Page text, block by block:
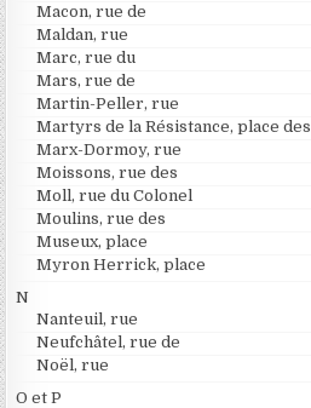
Macon, rue de
Maldan, rue
Marc, rue du
Mars, rue de
Martin-Peller, rue
Martyrs de la Résistance, place des
Marx-Dormoy, rue
Moissons, rue des
Moll, rue du Colonel
Moulins, rue des
Museux, place
Myron Herrick, place
N
Nanteuil, rue
Neufchâtel, rue de
Noël, rue
O et P